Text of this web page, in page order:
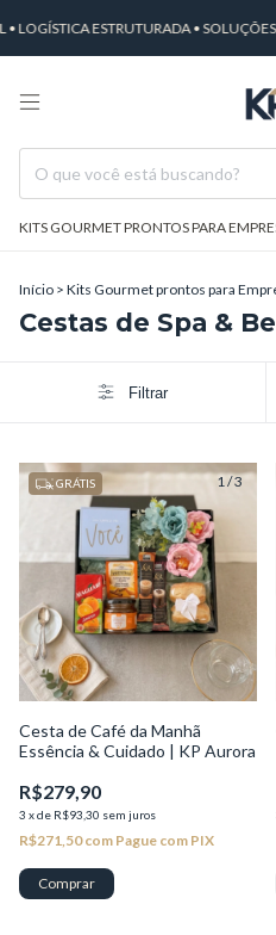
ESTRUTURADA • SOLUÇÕES
KITS GOURMET PRONTOS PARA
Início > Kits Gourmet prontos para
Cestas de Spa &
Filtrar
1/3
GRÁTIS
Cesta de Café da Manhã
Essência & Cuidado | KP Aurora
R$279,90
3 xde R$93,30 sem juros
R$271,50com Pague com PIX